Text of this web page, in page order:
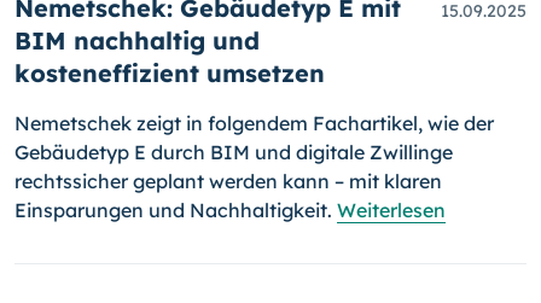
Nemetschek: Gebäudetyp E mit
BIM nachhaltig und
kosteneffizient umsetzen
15.09.2025
Nemetschek zeigt in folgendem Fachartikel, wie der
Gebäudetyp E durch BIM und digitale Zwillinge
rechtssicher geplant werden kann – mit klaren
Einsparungen und Nachhaltigkeit. Weiterlesen